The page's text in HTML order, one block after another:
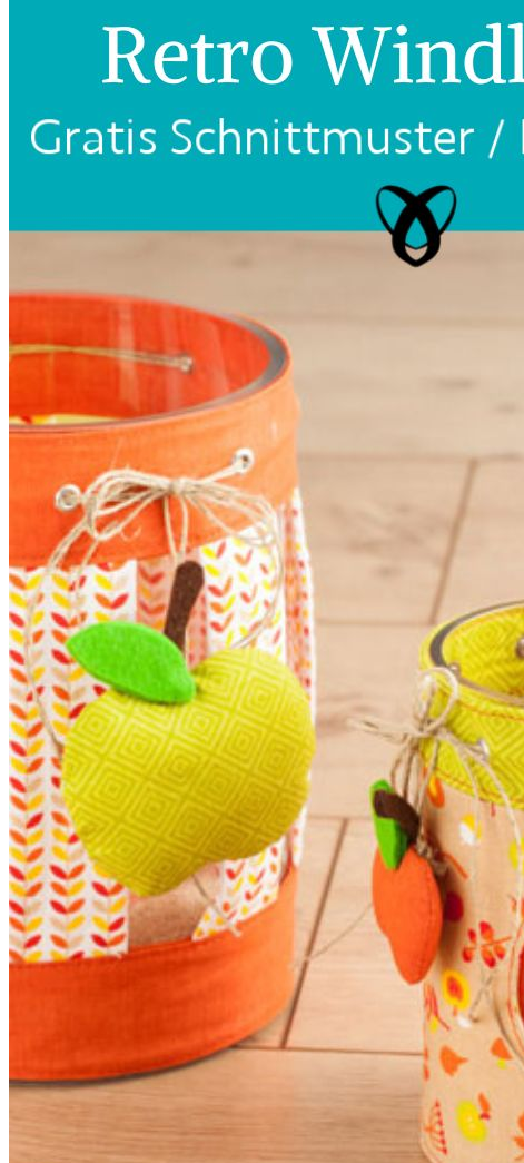
T-Shirts & Tops
Unterwäsche & Weiteres
Kleidung nach Größen
Männer
Accessoires
Kleidung
Accessoires